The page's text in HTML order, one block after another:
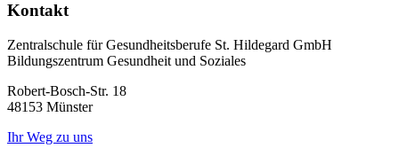
Kontakt
Zentralschule für Gesundheitsberufe St. Hildegard GmbH
Bildungszentrum Gesundheit und Soziales
Robert-Bosch-Str. 18
48153 Münster
Ihr Weg zu uns